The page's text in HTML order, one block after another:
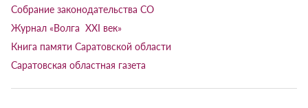
Собрание законодательства СО
Журнал «Волга XXI век»
Книга памяти Саратовской области
Саратовская областная газета